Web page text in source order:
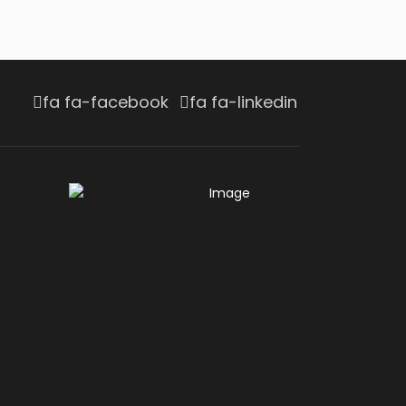
Waabi et Volvo
Jul 15, 2026
fa fa-facebook fa fa-linkedin